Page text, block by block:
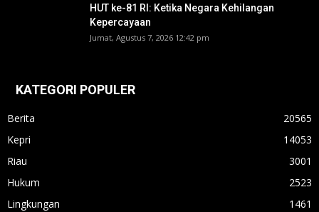
HUT ke-81 RI: Ketika Negara Kehilangan
Kepercayaan
Jumat, Agustus 7, 2026 12:42 pm
KATEGORI POPULER
Berita
20565
Kepri
14053
Riau
3001
Hukum
2523
Lingkungan
1461